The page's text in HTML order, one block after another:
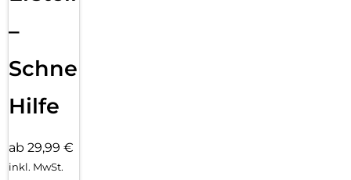
–
Schnelle
Hilfe
ab 29,99 €
inkl. MwSt.